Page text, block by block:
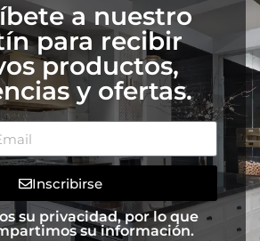
a nuestro
para recibir
productos,
y ofertas.
Inscribirse
su privacidad, por lo que
su información.